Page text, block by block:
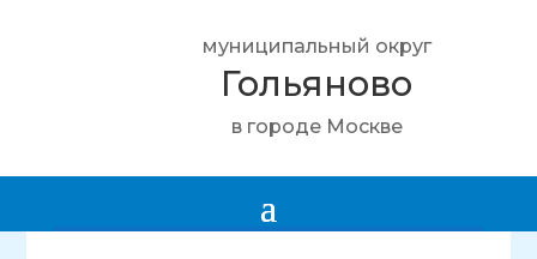
муниципальный округ
Гольяново
в городе Москве